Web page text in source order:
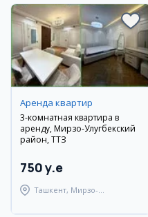
Аренда квартир
3-комнатная квартира в
аренду, Мирзо-Улугбекский
район, ТТЗ
750 y.e
Ташкент, Мирзо-